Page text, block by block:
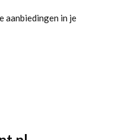
aanbiedingen in je